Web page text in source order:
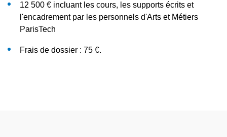
Conception
Prise en compte des facteurs humains
Prise en compte de la sûreté de fonctionnement
Ce Mastère Spécialisé® est accessible aussi bien en
formation initiale (poursuite d'études) qu’en formation
continue (réorientation et réinsertion professionnelles).
Articulé sur un emploi du temps de type temps plein, ce MS
12 500 € incluant les cours, les supports écrits et
l'encadrement par les personnels d'Arts et Métiers
ParisTech
Frais de dossier : 75 €.